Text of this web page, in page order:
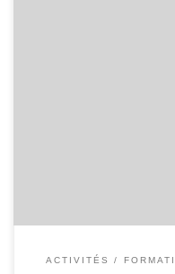
ACTIVITÉS